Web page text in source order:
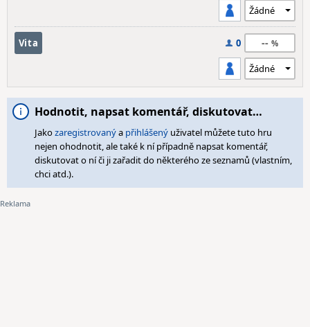
Vita 0 --
Hodnotit, napsat komentář, diskutovat…
Jakozaregistrovanýa přihlášený uživatel můžete tuto hru
nejen ohodnotit, ale také k ní případně napsat komentář,
diskutovat o ní či ji zařadit do některého ze seznamů (vlastním,
chci atd.).